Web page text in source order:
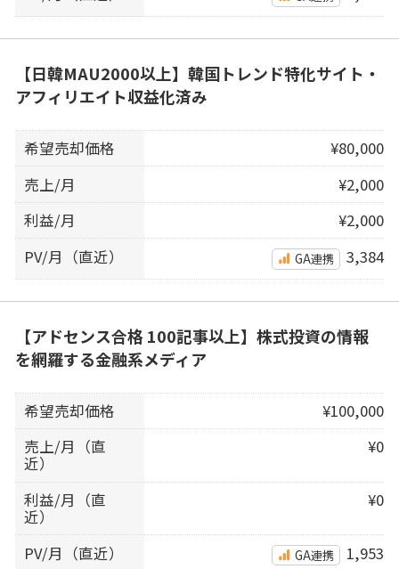
【日韓MAU2000以上】韓国トレンド特化サイト・
アフィリエイト収益化済み
希望売却価格
¥80,000
売上/月
¥2,000
利益/月
¥2,000
PV/月（直近）
GA連携 3,384
【アドセンス合格 100記事以上】株式投資の情報
を網羅する金融系メディア
希望売却価格
¥100,000
売上/月（直
近）
¥0
利益/月（直
近）
¥0
PV/月（直近） GA連携 1,953